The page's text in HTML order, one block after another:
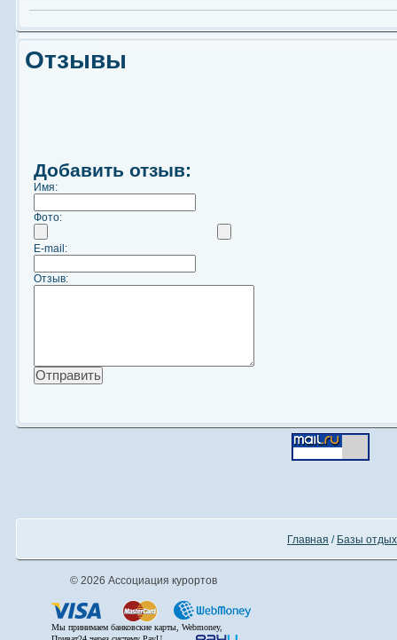
Отзывы
Добавить отзыв:
Имя:
Фото:
E-mail:
Отзыв:
Главная / Базы
© 2026 Ассоциация курортов
Мы принимаем банковские карты, Webmoney,